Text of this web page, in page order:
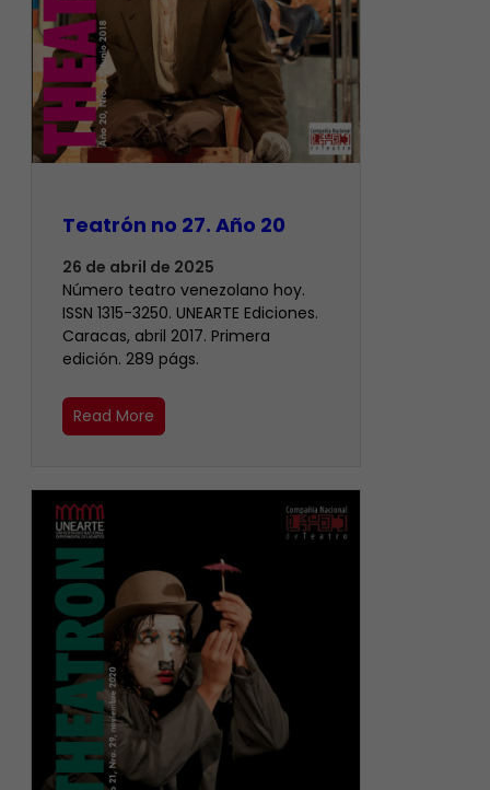
Teatrón no 27. Año 20
26 de abril de 2025
Número teatro venezolano hoy.
ISSN 1315-3250. UNEARTE Ediciones.
Caracas, abril 2017. Primera
edición. 289 págs.
Read More